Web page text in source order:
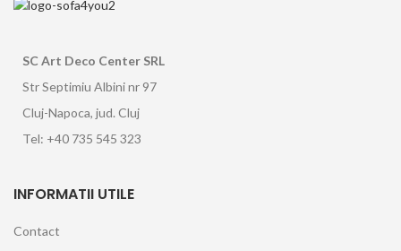
SC Art Deco Center SRL
Str Septimiu Albini nr 97
Cluj-Napoca, jud. Cluj
Tel: +40 735 545 323
INFORMATII UTILE
Contact